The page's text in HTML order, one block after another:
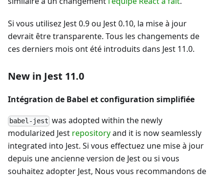
Si vous utilisez Jest 0.9 ou Jest 0.10, la mise à jour
devrait être transparente. Tous les changements de
ces derniers mois ont été introduits dans Jest 11.0.
New in Jest 11.0
Intégration de Babel et configuration simplifiée
babel-jest was adopted within the newly
modularized Jest repositoryand it is now seamlessly
integrated into Jest. Si vous effectuez une mise à jour
depuis une ancienne version de Jest ou si vous
souhaitez adopter Jest, Nous vous recommandons de